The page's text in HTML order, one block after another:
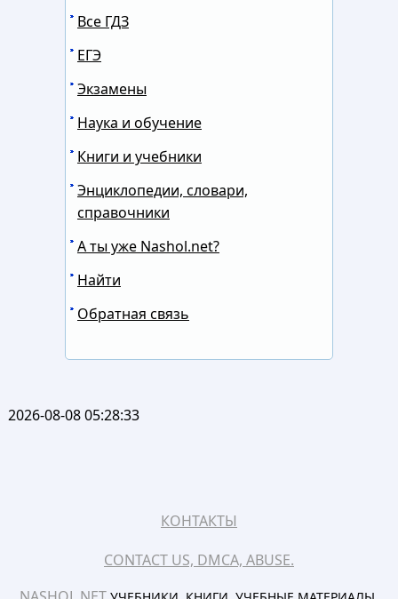
Все ГДЗ
ЕГЭ
Экзамены
Наука и обучение
Книги и учебники
Энциклопедии, словари,
справочники
А ты уже Nashol.net?
Найти
Обратная связь
2026-08-08 05:28:33
КОНТАКТЫ
CONTACT US, DMCA, ABUSE.